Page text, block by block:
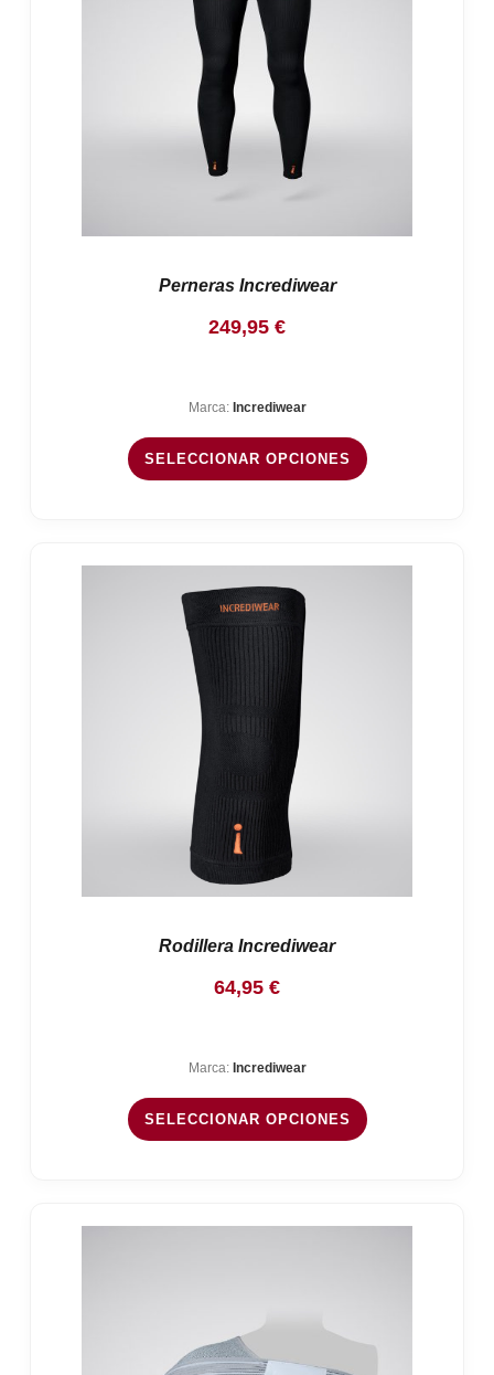
Perneras Incrediwear
249,95 €
Marca: Incrediwear
SELECCIONAR OPCIONES
Rodillera Incrediwear
64,95 €
Marca: Incrediwear
SELECCIONAR OPCIONES